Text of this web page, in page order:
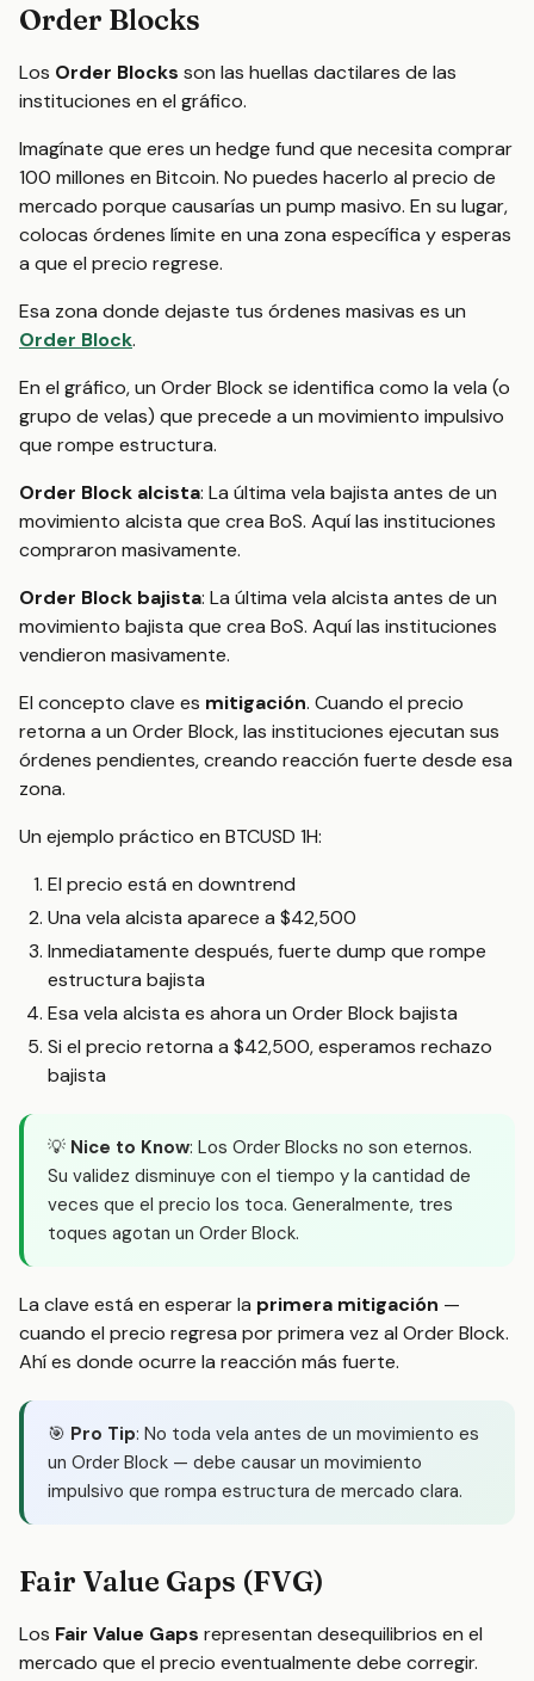
Order Blocks
Los Order Blocks son las huellas dactilares de las
instituciones en el gráfico.
Imagínate que eres un hedge fund que necesita comprar
100 millones en Bitcoin. No puedes hacerlo al precio de
mercado porque causarías un pump masivo. En su lugar,
colocas órdenes límite en una zona específica y esperas
a que el precio regrese.
Esa zona donde dejaste tus órdenes masivas es un
Order Block.
En el gráfico, un Order Block se identifica como la vela (o
grupo de velas) que precede a un movimiento impulsivo
que rompe estructura.
Order Block alcista: La última vela bajista antes de un
movimiento alcista que crea BoS. Aquí las instituciones
compraron masivamente.
Order Block bajista: La última vela alcista antes de un
movimiento bajista que crea BoS. Aquí las instituciones
vendieron masivamente.
El concepto clave es mitigación. Cuando el precio
retorna a un Order Block, las instituciones ejecutan sus
órdenes pendientes, creando reacción fuerte desde esa
zona.
Un ejemplo práctico en BTCUSD 1H:
El precio está en downtrend
Una vela alcista aparece a $42,500
Inmediatamente después, fuerte dump que rompe
estructura bajista
Esa vela alcista es ahora un Order Block bajista
Si el precio retorna a $42,500, esperamos rechazo
bajista
💡 Nice to Know: Los Order Blocks no son eternos.
Su validez disminuye con el tiempo y la cantidad de
veces que el precio los toca. Generalmente, tres
toques agotan un Order Block.
La clave está en esperar la primera mitigación —
cuando el precio regresa por primera vez al Order Block.
Ahí es donde ocurre la reacción más fuerte.
🎯 Pro Tip: No toda vela antes de un movimiento es
un Order Block — debe causar un movimiento
impulsivo que rompa estructura de mercado clara.
Fair Value Gaps (FVG)
Los Fair Value Gaps representan desequilibrios en el
mercado que el precio eventualmente debe corregir.